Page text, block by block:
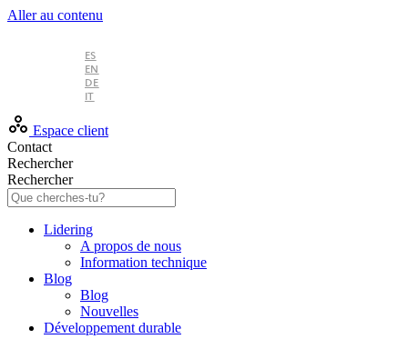
Aller au contenu
ES
EN
DE
IT
Espace client
Contact
Rechercher
Rechercher
Lidering
A propos de nous
Information technique
Blog
Blog
Nouvelles
Développement durable